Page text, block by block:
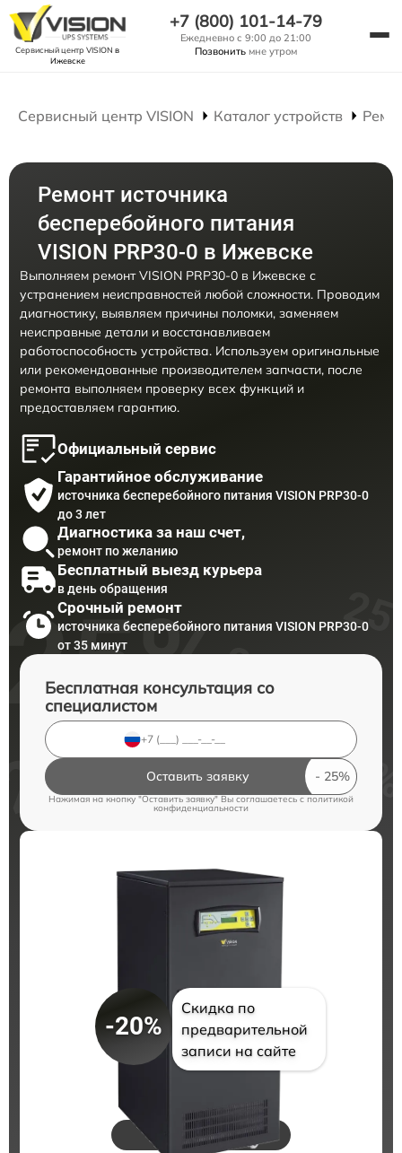
Сервисный центр VISION в
Ижевске
+7 (800) 101-14-79
Ежедневно с 9:00 до 21:00
Позвонить мне утром
Сервисный центр VISION Каталог устройств
Ремонт источника
бесперебойного питания
VISION PRP30-0 в Ижевске
Выполняем ремонт VISION PRP30-0 в Ижевске с
устранением неисправностей любой сложности. Проводим
диагностику, выявляем причины поломки, заменяем
неисправные детали и восстанавливаем
работоспособность устройства. Используем оригинальные
или рекомендованные производителем запчасти, после
ремонта выполняем проверку всех функций и
предоставляем гарантию.
Официальный сервис
Гарантийное обслуживание
источника бесперебойного питания VISION PRP30-0
до 3 лет
Диагностика за наш счет,
ремонт по желанию
Бесплатный выезд курьера
в день обращения
Срочный ремонт
источника бесперебойного питания VISION PRP30-0
от 35 минут
Бесплатная консультация со
специалистом
Оставить заявку
Нажимая на кнопку "Оставить заявку" Вы соглашаетесь cполитикой
конфиденциальности
-20%
Скидка по
предварительной
записи на сайте
Цены на ремонт